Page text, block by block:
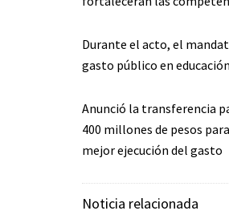
Durante el acto, el
gasto público en
Anunció la transferencia
400 millones de pesos
mejor ejecución del gasto
Noticia relacionada